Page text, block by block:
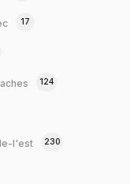
17
124
l'est 230